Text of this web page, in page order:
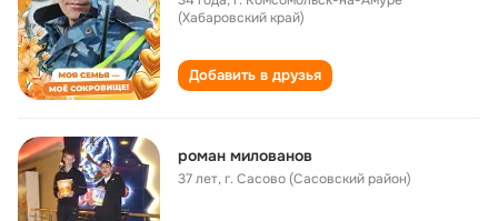
(Хабаровский край)
Добавить в друзья
роман милованов
37 лет,г. Сасово (Сасовский район)